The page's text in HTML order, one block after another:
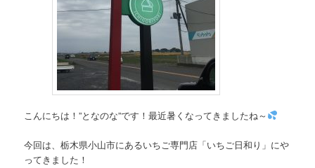
こんにちは！”となのな”です！最近暑くなってきましたね～
今回は、栃木県小山市にあるいちご専門店「いちご日和り」にや
ってきました！